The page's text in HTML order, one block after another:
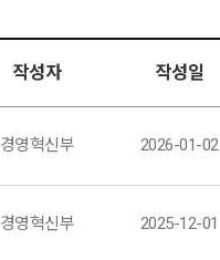
작성자 작성일
경영혁신부 2026-01-02
경영혁신부 2025-12-01